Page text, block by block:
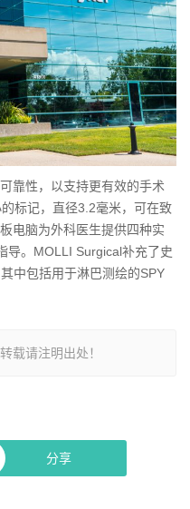
靠性，以支持更有效的手术
标记，直径3.2毫米，可在致
电脑为外科医生提供四种实
导。MOLLI Surgical补充了史
中包括用于淋巴测绘的SPY
载请注明出处！
分享